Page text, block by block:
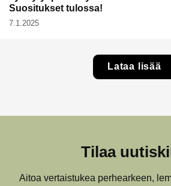
Suositukset tulossa!
7.1.2025
Lataa lisää
Tilaa
Aitoa vertaistukea perhearkeen,